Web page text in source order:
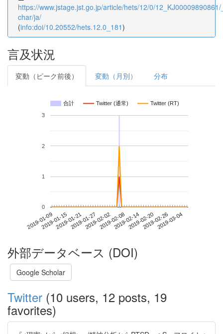
https://www.jstage.jst.go.jp/article/hets/12/0/
char/ja/
(info:doi/10.20552/hets.12.0_181)
言及状況
変動（ピーク前後） 変動（月別） 分布
合計 Twitter (通常) Twitter (RT)
2019-01-092019-01-152019-01-212019-01-272019-02-022019-02-082019-02-142019-02-202019-02-262019-03-04
0
1
2
3
外部データベース (DOI)
Google Scholar
Twitter (10 users, 12 posts, 19
favorites)